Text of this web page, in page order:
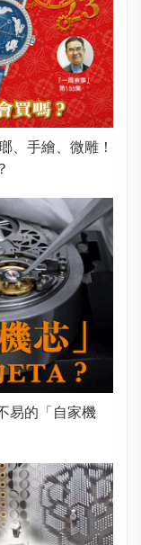
易的「自家機